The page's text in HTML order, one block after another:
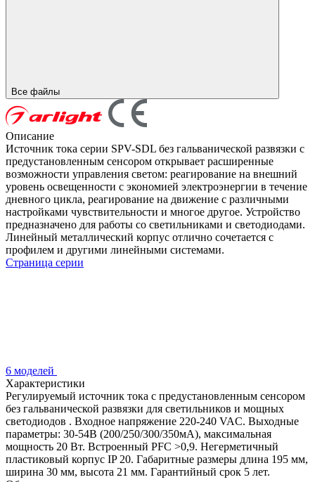
Все файлы
Описание
Источник тока серии SPV-SDL без гальванической развязки с
предустановленным сенсором открывает расширенные
возможности управления светом: реагирование на внешний
уровень освещенности с экономией электроэнергии в течение
дневного цикла, реагирование на движение с различными
настройками чувствительности и многое другое. Устройство
предназначено для работы со светильниками и светодиодами.
Линейный металлический корпус отлично сочетается с
профилем и другими линейными системами.
Страница серии
6 моделей
Характеристики
Регулируемый источник тока с предустановленным сенсором
без гальванической развязки для светильников и мощных
светодиодов . Входное напряжение 220-240 VAC. Выходные
параметры: 30-54В (200/250/300/350мА), максимальная
мощность 20 Вт. Встроенный PFC >0,9. Негерметичный
пластиковый корпус IP 20. Габаритные размеры длина 195 мм,
ширина 30 мм, высота 21 мм. Гарантийный срок 5 лет.